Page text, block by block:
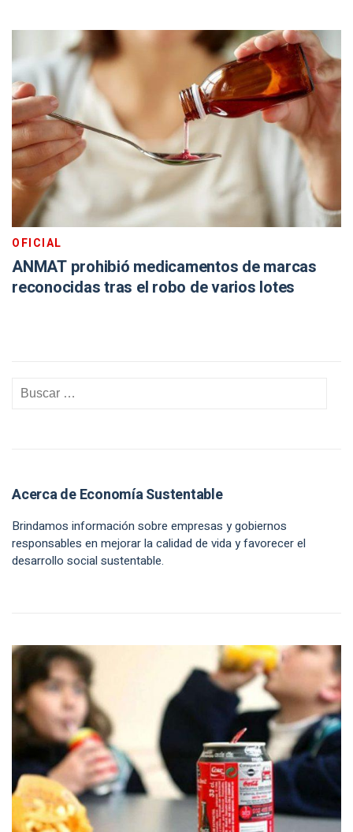
OFICIAL
ANMAT prohibió medicamentos de marcas
reconocidas tras el robo de varios lotes
Acerca de Economía Sustentable
Brindamos información sobre empresas y gobiernos
responsables en mejorar la calidad de vida y favorecer el
desarrollo social sustentable.